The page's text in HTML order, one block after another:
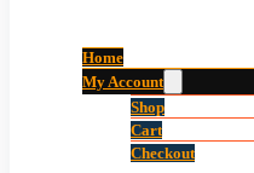
Home
My Account
Shop
Cart
Checkout